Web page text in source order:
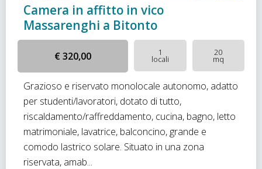
Camera in affitto in vico
Massarenghi a Bitonto
€ 320,00 1
locali
20
mq
Grazioso e riservato monolocale autonomo, adatto
per studenti/lavoratori, dotato di tutto,
riscaldamento/raffreddamento, cucina, bagno, letto
matrimoniale, lavatrice, balconcino, grande e
comodo lastrico solare. Situato in una zona
riservata, amab...